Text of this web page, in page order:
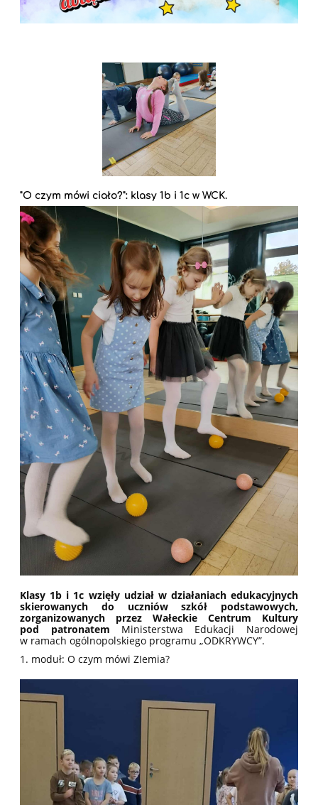
"O czym mówi ciało?": klasy 1b i 1c w WCK.
Klasy 1b i 1c wzięły udział w działaniach edukacyjnych
skierowanych do uczniów szkół podstawowych,
zorganizowanych przez Wałeckie Centrum Kultury
pod patronatem Ministerstwa Edukacji Narodowej
w ramach ogólnopolskiego programu „ODKRYWCY”.
1. moduł: O czym mówi ZIemia?